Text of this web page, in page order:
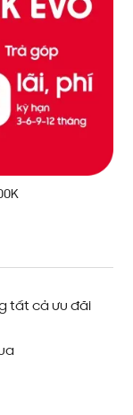
tất cả ưu đãi